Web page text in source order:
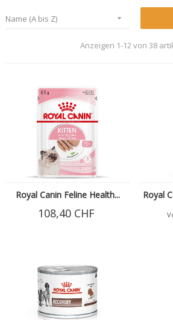
Name (A bis Z) 
Anzeigen 1-12 von 38
Royal Canin Feline Health...
108,40 CHF
Royal